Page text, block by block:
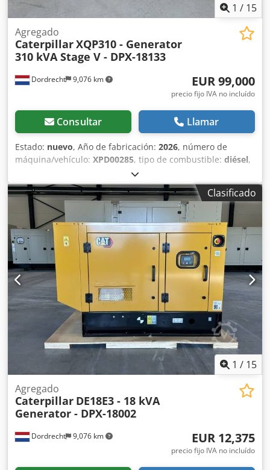
1 / 15
Dordrecht 9,076 km
Agregado
CaterpillarXQP310 - Generator
310 kVA Stage V - DPX-18133
EUR 99,000
precio fijo IVA no incluído
Consultar Llamar
Estado: nuevo, Año de fabricación: 2026, número de
máquina/vehículo: XPD00285, tipo de combustible: diésel,
Cat C9.3B
Dodpfxezc Dwqe Ag Rskr Peso en vacío: 4.784 kg Potencia
del generador: 310 kVA Dimensiones del compartimento
de carga: 409 x 151 x 228 cm Marcado CE: sí Nivel de
emisiones: Stage V / Tier IV final Capacidad del depósito de
agua: 667 l País de fabricación: CN Contacte al equipo de
DPX para más información. = Otras opciones y accesorios =
- Batería - Panel de control - Techo de acero - Cisterna
Clasificado
1 / 15
Dordrecht 9,076 km
Agregado
Caterpillar DE18E3 - 18 kVA
Generator - DPX-18002
EUR 12,375
precio fijo IVA no incluído